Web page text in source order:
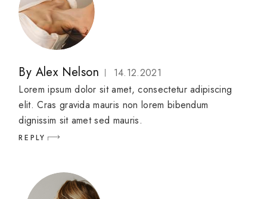
By Alex Nelson
14.12.2021
Lorem ipsum dolor sit amet, consectetur adipiscing
elit. Cras gravida mauris non lorem bibendum
dignissim sit amet sed mauris.
REPLY